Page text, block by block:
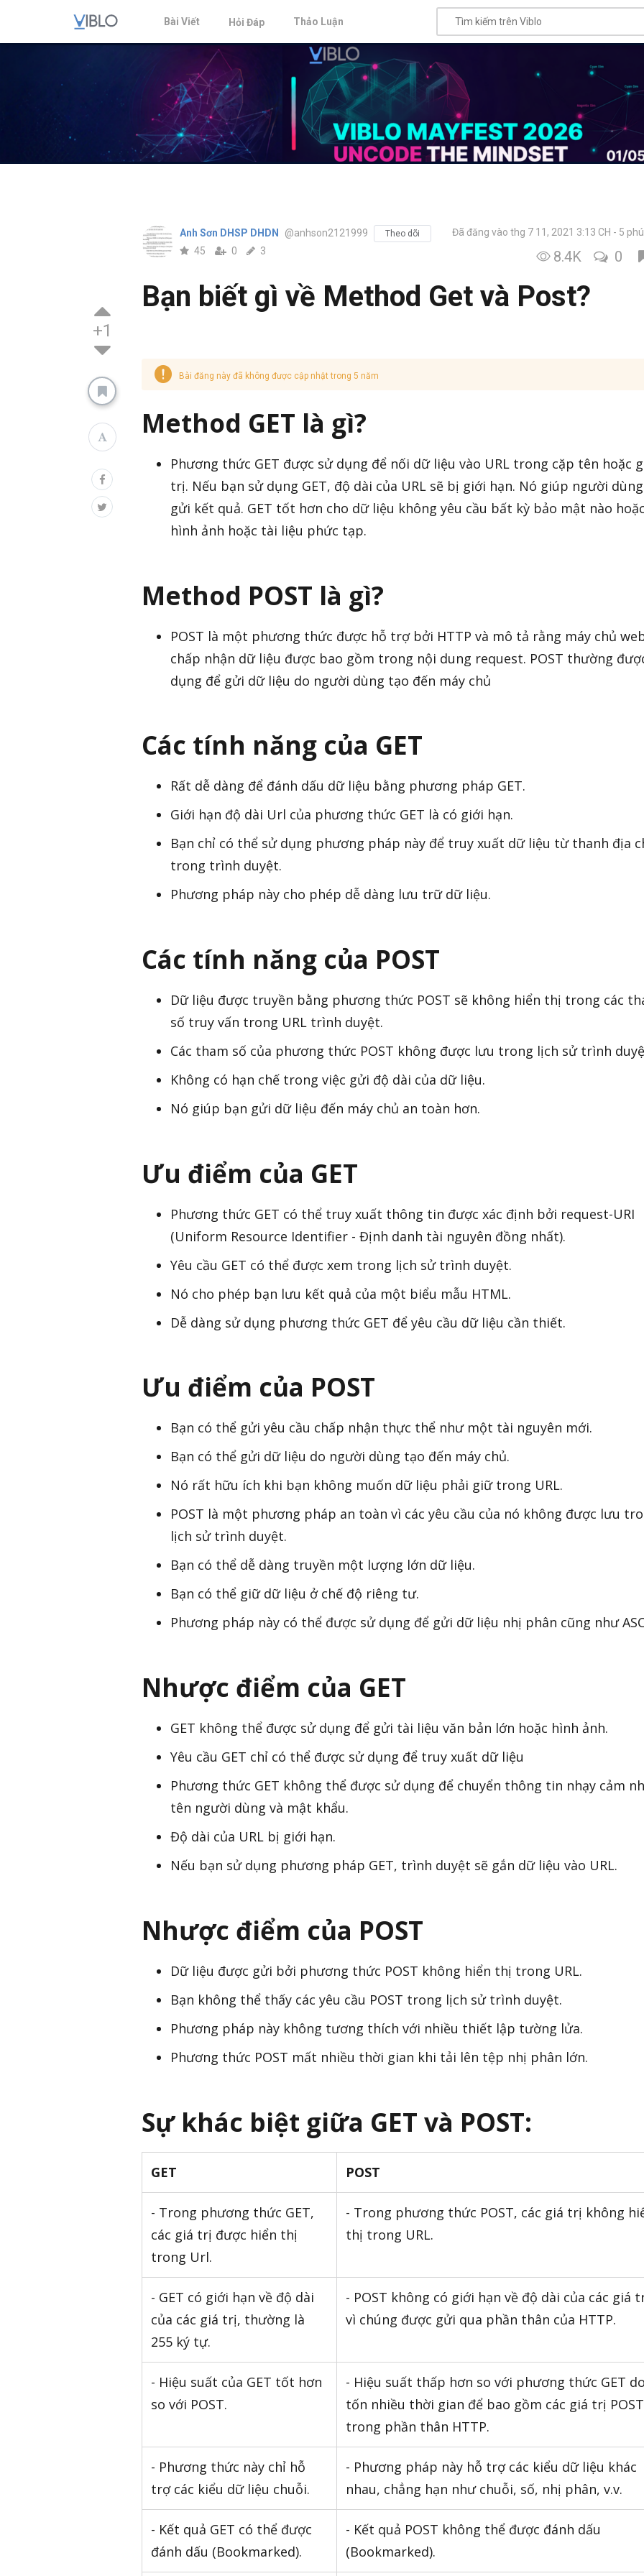
Bài Viết Hỏi Đáp Thảo Luận
+1
Anh Sơn DHSP DHDN @anhson2121999 Theo dõi
45 0 3
Đã đăng vào thg 7 11, 2021 3:13 CH 5
8.4K 0
Bạn biết gì về Method Get và Post?
Bài đăng này đã không được cập nhật trong 5 năm
Method GET là gì?
Phương thức GET được sử dụng để nối dữ liệu vào URL trong cặp tên hoặc
trị. Nếu bạn sử dụng GET, độ dài của URL sẽ bị giới hạn. Nó giúp người dùng
gửi kết quả. GET tốt hơn cho dữ liệu không yêu cầu bất kỳ bảo mật nào
hình ảnh hoặc tài liệu phức tạp.
Method POST là gì?
POST là một phương thức được hỗ trợ bởi HTTP và mô tả rằng máy chủ
chấp nhận dữ liệu được bao gồm trong nội dung request. POST thường
dụng để gửi dữ liệu do người dùng tạo đến máy chủ
Các tính năng của GET
Rất dễ dàng để đánh dấu dữ liệu bằng phương pháp GET.
Giới hạn độ dài Url của phương thức GET là có giới hạn.
Bạn chỉ có thể sử dụng phương pháp này để truy xuất dữ liệu từ thanh địa
trong trình duyệt.
Phương pháp này cho phép dễ dàng lưu trữ dữ liệu.
Các tính năng của POST
Dữ liệu được truyền bằng phương thức POST sẽ không hiển thị trong các
số truy vấn trong URL trình duyệt.
Các tham số của phương thức POST không được lưu trong lịch sử trình
Không có hạn chế trong việc gửi độ dài của dữ liệu.
Nó giúp bạn gửi dữ liệu đến máy chủ an toàn hơn.
Ưu điểm của GET
Phương thức GET có thể truy xuất thông tin được xác định bởi request-URI
(Uniform Resource Identifier - Định danh tài nguyên đồng nhất).
Yêu cầu GET có thể được xem trong lịch sử trình duyệt.
Nó cho phép bạn lưu kết quả của một biểu mẫu HTML.
Dễ dàng sử dụng phương thức GET để yêu cầu dữ liệu cần thiết.
Ưu điểm của POST
Bạn có thể gửi yêu cầu chấp nhận thực thể như một tài nguyên mới.
Bạn có thể gửi dữ liệu do người dùng tạo đến máy chủ.
Nó rất hữu ích khi bạn không muốn dữ liệu phải giữ trong URL.
POST là một phương pháp an toàn vì các yêu cầu của nó không được lưu
lịch sử trình duyệt.
Bạn có thể dễ dàng truyền một lượng lớn dữ liệu.
Bạn có thể giữ dữ liệu ở chế độ riêng tư.
Phương pháp này có thể được sử dụng để gửi dữ liệu nhị phân cũng như
Nhược điểm của GET
GET không thể được sử dụng để gửi tài liệu văn bản lớn hoặc hình ảnh.
Yêu cầu GET chỉ có thể được sử dụng để truy xuất dữ liệu
Phương thức GET không thể được sử dụng để chuyển thông tin nhạy cảm
tên người dùng và mật khẩu.
Độ dài của URL bị giới hạn.
Nếu bạn sử dụng phương pháp GET, trình duyệt sẽ gắn dữ liệu vào URL.
Nhược điểm của POST
Dữ liệu được gửi bởi phương thức POST không hiển thị trong URL.
Bạn không thể thấy các yêu cầu POST trong lịch sử trình duyệt.
Phương pháp này không tương thích với nhiều thiết lập tường lửa.
Phương thức POST mất nhiều thời gian khi tải lên tệp nhị phân lớn.
Sự khác biệt giữa GET và POST:
GET POST
- Trong phương thức GET,
các giá trị được hiển thị
trong Url.
- Trong phương thức POST, các giá trị không
thị trong URL.
- GET có giới hạn về độ dài
của các giá trị, thường là
255 ký tự.
- POST không có giới hạn về độ dài của các giá
vì chúng được gửi qua phần thân của HTTP.
- Hiệu suất của GET tốt hơn
so với POST.
- Hiệu suất thấp hơn so với phương thức GET
tốn nhiều thời gian để bao gồm các giá trị POST
trong phần thân HTTP.
- Phương thức này chỉ hỗ
trợ các kiểu dữ liệu chuỗi.
- Phương pháp này hỗ trợ các kiểu dữ liệu khác
nhau, chẳng hạn như chuỗi, số, nhị phân, v.v.
- Kết quả GET có thể được
đánh dấu (Bookmarked).
- Kết quả POST không thể được đánh dấu
(Bookmarked).